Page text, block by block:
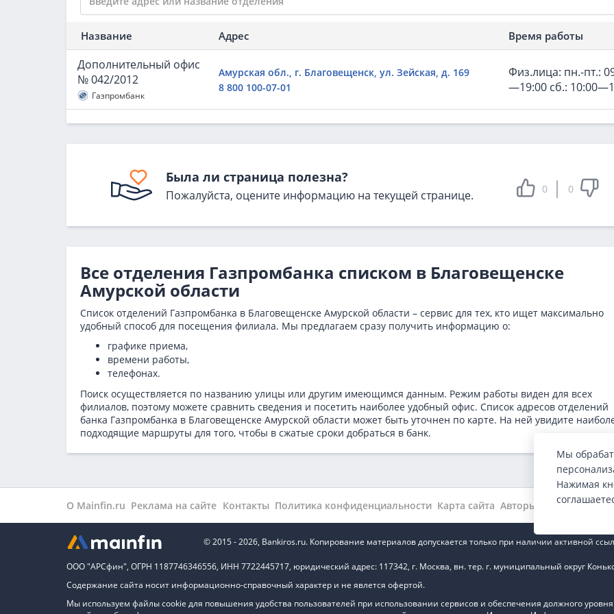
Название Адрес Время работы
Дополнительный офис
№ 042/2012
Газпромбанк
Амурская обл., г. Благовещенск, ул. Зейская, д. 169
8 800 100-07-01
Физ.лица: пн.-пт.:
—19:00 сб.:
Была ли страница полезна?
Пожалуйста, оцените информацию на текущей странице. 0 0
Все отделения Газпромбанка списком в Благовещенске
Амурской области
Список отделений Газпромбанка в Благовещенске Амурской области – сервис для тех, кто ищет максимально
удобный способ для посещения филиала. Мы предлагаем сразу получить информацию о:
графике приема,
времени работы,
телефонах.
Поиск осуществляется по названию улицы или другим имеющимся данным. Режим работы виден для всех
филиалов, поэтому можете сравнить сведения и посетить наиболее удобный офис. Список адресов отделений
банка Газпромбанка в Благовещенске Амурской области может быть уточнен по карте. На ней увидите
подходящие маршруты для того, чтобы в сжатые сроки добраться в банк.
О Mainfin.ru Реклама на сайте Контакты Политика конфиденциальности Карта сайта Авторы Wiki Новости
© 2015 - 2026, Bankiros.ru. Копирование материалов допускается только при наличии активной
ООО "АРСфин", ОГРН 1187746346556, ИНН 7722445717, юридический адрес: 117342, г. Москва, вн. тер. г. муниципальный округ
Содержание сайта носит информационно-справочный характер и не явлется офертой.
Мы используем файлы cookie для повышения удобства пользователей при использовании сервисов и обеспечения должного
Мы
Нажимая